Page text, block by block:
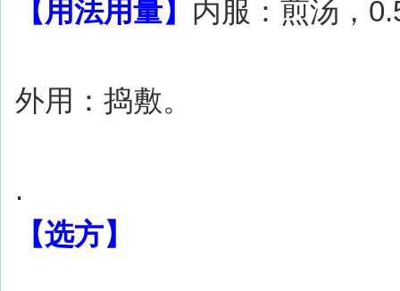
【用法用量】 内服：煎汤，
外用：捣敷。
.
【选方】